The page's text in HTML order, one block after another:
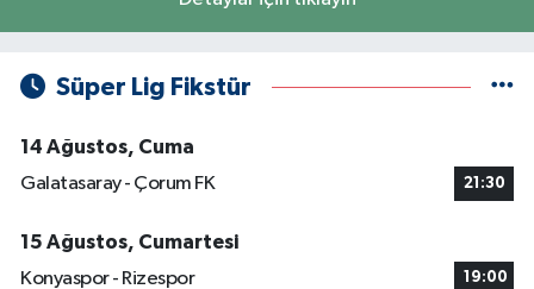
Süper Lig Fikstür
14 Ağustos, Cuma
Galatasaray - Çorum FK
21:30
15 Ağustos, Cumartesi
Konyaspor - Rizespor
19:00